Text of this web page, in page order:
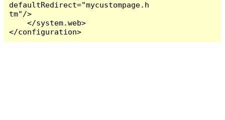
defaultRedirect="mycustompage.h
tm"/>
    </system.web>
</configuration>